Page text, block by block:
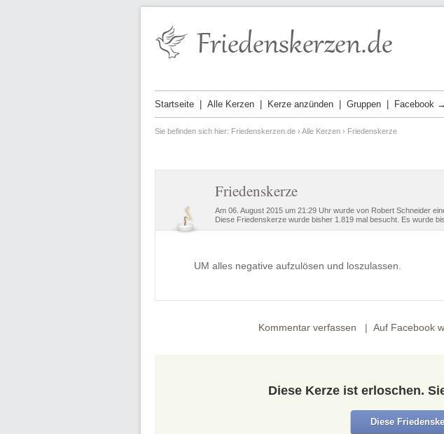
Startseite Alle Kerzen Kerze anzünden Gruppen Facebook →
Sie befinden sich hier: Friedenskerzen.de › Alle Kerzen › Friedenskerze
Friedenskerze
Am 06. August 2015 um 21:29 Uhr wurde von Robert Schneider
Diese Friedenskerze wurde bisher 1.819 mal besucht. Es wurde
UM alles negative aufzulösen und loszulassen.
Kommentar verfassen Auf Facebook
Diese Kerze ist erloschen.
Diese